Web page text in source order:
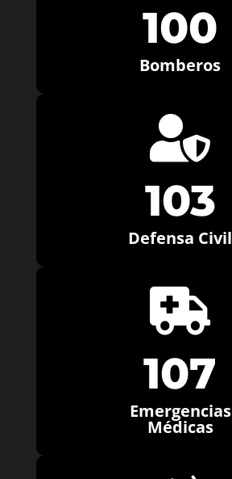
100
Bomberos

103
Defensa Civil

107
Emergencias
Médicas